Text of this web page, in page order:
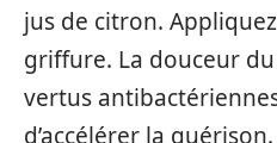
jus de citron.
griffure. La douceur
vertus
d’accélérer la guérison.